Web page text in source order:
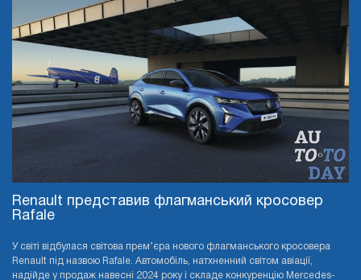
Renault представив флагманський кросовер
Rafale
У світі відбулася світова прем’єра нового флагманського кросовера
Renault під назвою Rafale. Автомобіль, натхненний світом авіації,
надійде у продаж навесні 2024 року і складе конкуренцію Mercedes-